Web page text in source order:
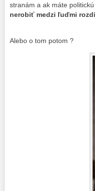
stranám a ak máte
nerobiť medzi ľuďmi
Alebo o tom potom ?